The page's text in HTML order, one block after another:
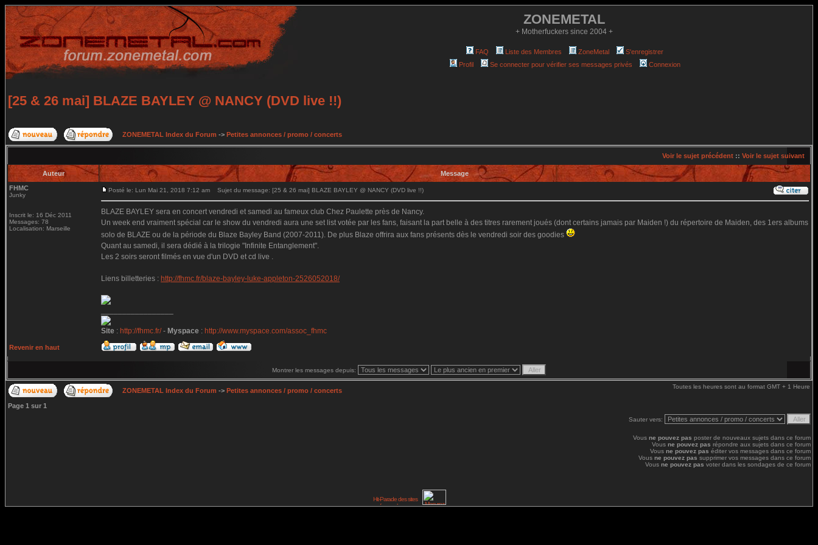
ZONEMETAL
+ Motherfuckers since 2004 +
FAQ Liste des Membres ZoneMetal
S'enregistrer
Profil
Se connecter pour vérifier ses messages privés Connexion
[25 & 26 mai] BLAZE BAYLEY @ NANCY (DVD live !!)
ZONEMETAL Index du Forum -> Petites annonces / promo / concerts
Voir le sujet précédent :: Voir le sujet suivant
Auteur
Message
FHMC
Junky
Inscrit le: 16 Déc 2011
Messages: 78
Localisation: Marseille
Posté le: Lun Mai 21, 2018 7:12 am Sujet du message: [25 & 26 mai] BLAZE BAYLEY @ NANCY (DVD live !!)
BLAZE BAYLEY sera en concert vendredi et samedi au fameux club Chez Paulette près de Nancy.
Un week end vraiment spécial car le show du vendredi aura une set list votée par les fans, faisant la part belle à des titres rarement joués (dont certains jamais par Maiden !) du répertoire de Maiden, des 1ers albums
solo de BLAZE ou de la période du Blaze Bayley Band (2007-2011). De plus Blaze offrira aux fans présents dès le vendredi soir des goodies
Quant au samedi, il sera dédié à la trilogie "Infinite Entanglement".
Les 2 soirs seront filmés en vue d'un DVD et cd live .
Liens billetteries : http://fhmc.fr/blaze-bayley-luke-appleton-2526052018/
Site : http://fhmc.fr/- Myspace : http://www.myspace.com/assoc_fhmc
Revenir en haut
Montrer les messages depuis:
ZONEMETAL Index du Forum -> Petites annonces / promo / concerts
Toutes les heures sont au format GMT + 1 Heure
Page 1 sur 1
Sauter vers:
Vous ne pouvez pas poster de nouveaux sujets dans ce forum
Vous ne pouvez pas répondre aux sujets dans ce forum
Vous ne pouvez pas éditer vos messages dans ce forum
Vous ne pouvez pas supprimer vos messages dans ce forum
Vous ne pouvez pas voter dans les sondages de ce forum